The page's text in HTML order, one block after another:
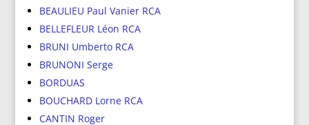
BEAULIEU Paul Vanier RCA
BELLEFLEUR Léon RCA
BRUNI Umberto RCA
BRUNONI Serge
BORDUAS
BOUCHARD Lorne RCA
CANTIN Roger